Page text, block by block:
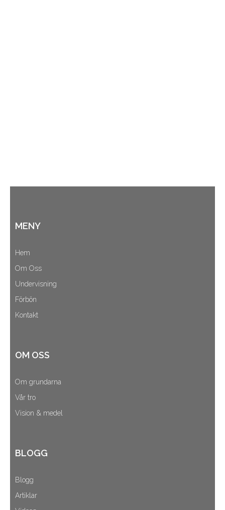
MENY
Hem
Om Oss
Undervisning
Förbön
Kontakt
OM OSS
Om grundarna
Vår tro
Vision & medel
BLOGG
Blogg
Artiklar